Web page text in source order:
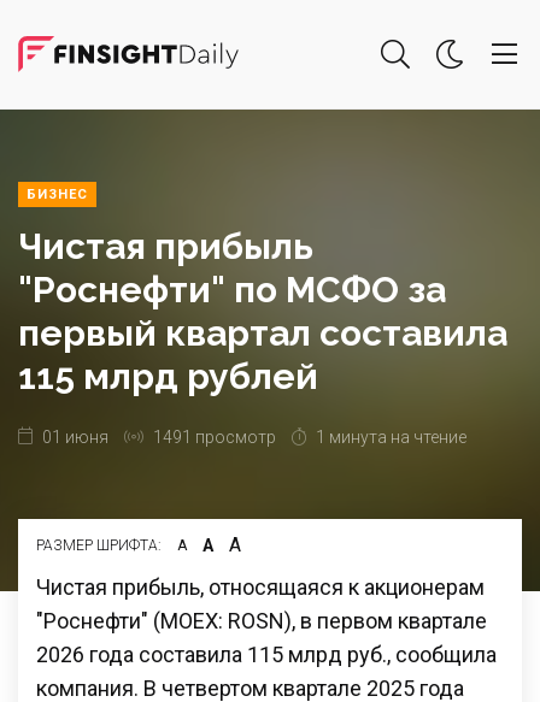
БИЗНЕС
Чистая прибыль
"Роснефти" по МСФО за
первый квартал составила
115 млрд рублей
01 июня 1491 просмотр 1 минута на чтение
РАЗМЕР ШРИФТА: А А А
Чистая прибыль, относящаяся к акционерам
"Роснефти" (MOEX: ROSN), в первом квартале
2026 года составила 115 млрд руб., сообщила
компания. В четвертом квартале 2025 года